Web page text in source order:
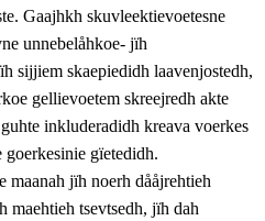
Gaajhkh skuvleektievoetesne
unnebelåhkoe- jïh
sijjiem skaepiedidh laavenjostedh,
gellievoetem skreejredh akte
inkluderadidh kreava voerkes
gïetedidh.
maanah jïh noerh dååjrehtieh
maehtieh tsevtsedh, jïh dah